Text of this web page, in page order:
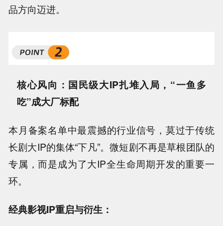
品方向迈进。
核心风向：国民级大IP扎堆入局，“一鱼多
吃”成大厂标配
本月备案名单中最震撼的行业信号，莫过于传统
长剧大IP的集体“下凡”。微短剧不再是草根团队的
专属，而是成为了大IP全生命周期开发的重要一
环。
经典影视IP重启与衍生：